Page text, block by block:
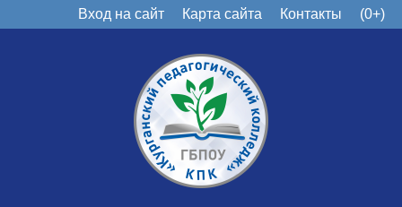
Вход на сайт Карта сайта Контакты (0+)